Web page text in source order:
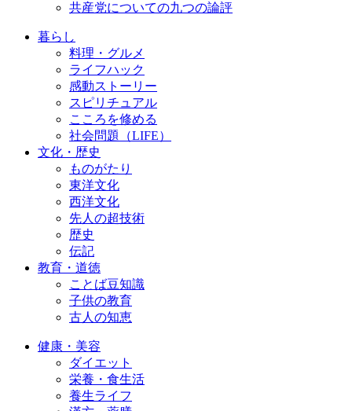
共産党についての九つの論評
暮らし
料理・グルメ
ライフハック
感動ストーリー
スピリチュアル
こころを修める
社会問題（LIFE）
文化・歴史
ものがたり
東洋文化
西洋文化
先人の超技術
歴史
伝記
教育・道徳
ことば豆知識
子供の教育
古人の知恵
健康・美容
ダイエット
栄養・食生活
養生ライフ